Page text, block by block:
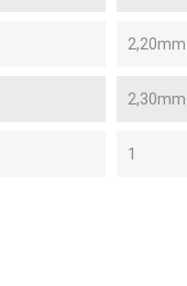
2,20mm
2,30mm
1